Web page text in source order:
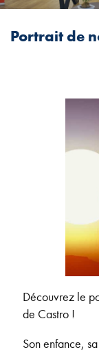
Portrait de
Découvrez le
de Castro !
Son enfance,